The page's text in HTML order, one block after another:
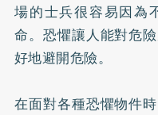
場的士兵很容易因為
命。恐懼讓人能對危
好地避開危險。
在面對各種恐懼物件